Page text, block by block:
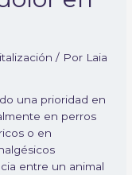
/ Por Laia
una prioridad en
en perros
o en
entre un animal